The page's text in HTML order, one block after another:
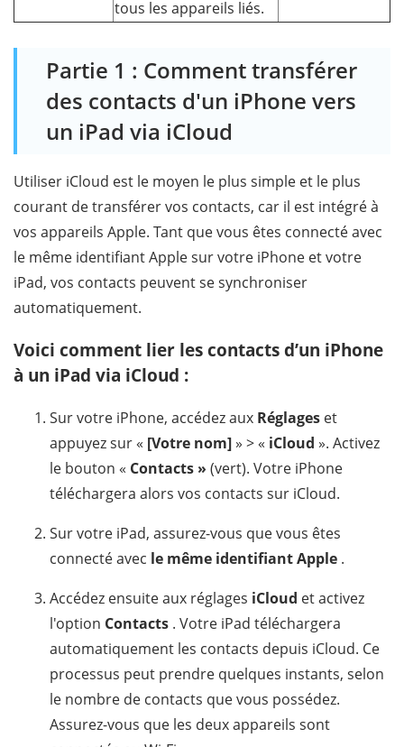
tous les appareils liés.
Partie 1 : Comment transférer
des contacts d'un iPhone vers
un iPad via iCloud
Utiliser iCloud est le moyen le plus simple et le plus
courant de transférer vos contacts, car il est intégré à
vos appareils Apple. Tant que vous êtes connecté avec
le même identifiant Apple sur votre iPhone et votre
iPad, vos contacts peuvent se synchroniser
automatiquement.
Voici comment lier les contacts d’un iPhone
à un iPad via iCloud :
Sur votre iPhone, accédez aux Réglages et
appuyez sur « [Votre nom]» > « iCloud ». Activez
le bouton « Contacts » (vert). Votre iPhone
téléchargera alors vos contacts sur iCloud.
Sur votre iPad, assurez-vous que vous êtes
connecté avec le même identifiant Apple .
Accédez ensuite aux réglages iCloud et activez
l'option Contacts . Votre iPad téléchargera
automatiquement les contacts depuis iCloud. Ce
processus peut prendre quelques instants, selon
le nombre de contacts que vous possédez.
Assurez-vous que les deux appareils sont